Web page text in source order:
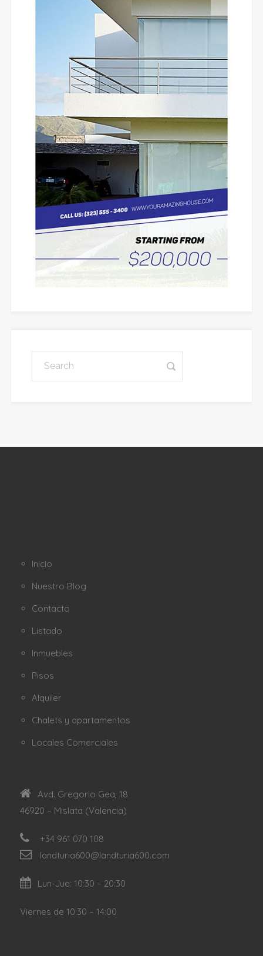
Inicio
Nuestro Blog
Contacto
Listado
Inmuebles
Pisos
Alquiler
Chalets y apartamentos
Locales Comerciales
Avd. Gregorio Gea, 18
46920 – Mislata (Valencia)
+34 961 070 108
landturia600@landturia600.com
Lun-Jue: 10:30 – 20:30
Viernes de 10:30 – 14:00